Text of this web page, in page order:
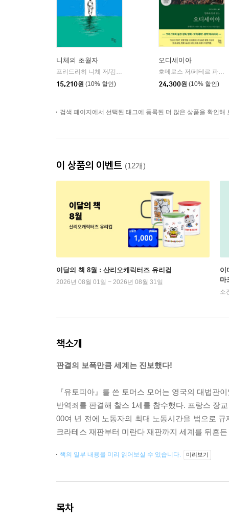
니체의 초월자
프리드리히 니체 저/김철 편역
15,210원 (10% 할인)
오디세이아
호메로스 저/페테르 파울 루벤스 그림/박문재 역
24,300원 (10% 할인)
검색 페이지에서 선택된 태그에 등록된 더 많은 상품을 확인해
이 상품의 이벤트 (12개)
이달의 책 8월 : 산리오캐릭터즈 유리컵
2026년 08월 01일 ~ 2026년 08월 31일
이
마
소
책소개
판결의 보폭만큼 세계는 진보했다!
『유토피아』를 쓴 토머스 모어는 영국의 대법관
반역죄를 판결해 찰스 1세를 참수했다. 프랑스 장
00여 년 전에 노동자의 최대 노동시간을 법으로
크라테스 재판부터 미란다 재판까지 세계를 뒤흔
책의 일부 내용을 미리 읽어보실 수 있습니다. 미리보기
목차